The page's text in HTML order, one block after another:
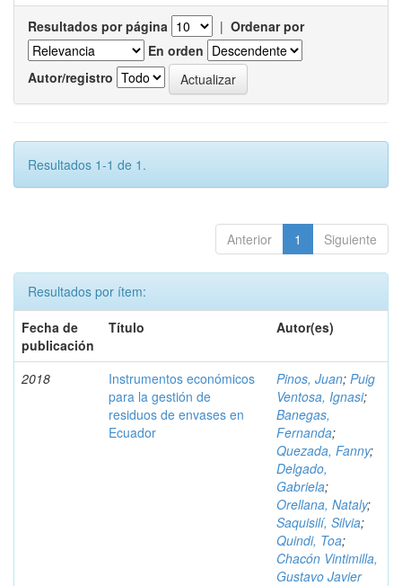
Resultados por página | Ordenar por
En orden
Autor/registro
Resultados 1-1 de 1.
Anterior 1 Siguiente
Resultados por ítem:
Fecha de
publicación
Título Autor(es)
2018
Instrumentos económicos
para la gestión de
residuos de envases en
Ecuador
Pinos, Juan; Puig
Ventosa, Ignasi;
Banegas,
Fernanda;
Quezada, Fanny;
Delgado,
Gabriela;
Orellana, Nataly;
Saquisilí, Silvia;
Quindi, Toa;
Chacón Vintimilla,
Gustavo Javier